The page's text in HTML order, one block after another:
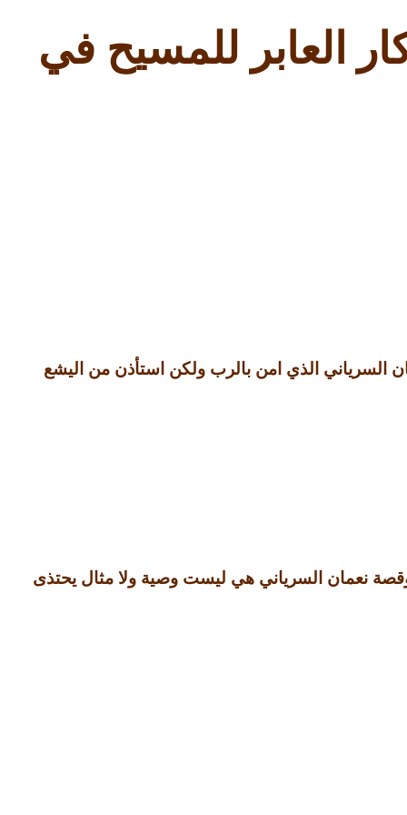
العابر للمسيح في
السرياني الذي امن بالرب ولكن استأذن من اليشع
نعمان السرياني هي ليست وصية ولا مثال يحتذى